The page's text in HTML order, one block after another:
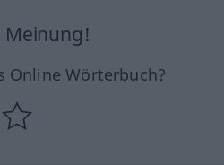
Meinung!
Online Wörterbuch?